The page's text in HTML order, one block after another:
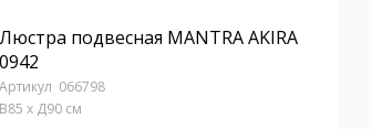
Люстра подвесная MANTRA AKIRA
0942
066798
В85 x Д90 см